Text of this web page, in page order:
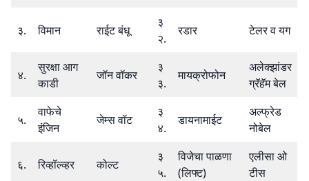
३. विमान राईट बंधू
३
२.
रडार टेलर व यग
४.
सुरक्षा आग
काडी
जॉन वॉकर
३
३.
मायक्रोफोन
अलेक्झांडर
ग्रॅहॅम बेल
५.
वाफेचे
इंजिन
जेम्स वॉट
३
४.
डायनामाईट
अल्फ्रेड
नोबेल
६. रिव्हॉल्व्हर कोल्ट
३
५.
विजेचा पाळणा
(लिफ्ट)
एलीसा ओ
टीस